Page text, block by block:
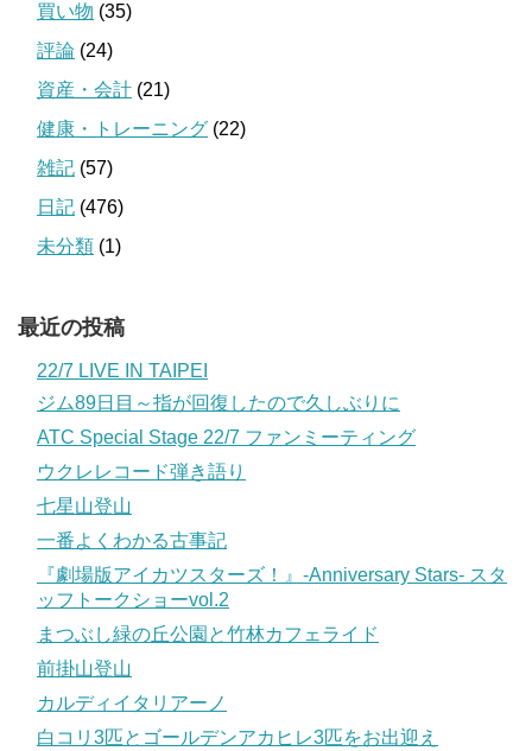
買い物 (35)
評論 (24)
資産・会計 (21)
健康・トレーニング (22)
雑記 (57)
日記 (476)
未分類 (1)
最近の投稿
22/7 LIVE IN TAIPEI
ジム89日目～指が回復したので久しぶりに
ATC Special Stage 22/7 ファンミーティング
ウクレレコード弾き語り
七星山登山
一番よくわかる古事記
『劇場版アイカツスターズ！』-Anniversary Stars- スタ
ッフトークショーvol.2
まつぶし緑の丘公園と竹林カフェライド
前掛山登山
カルディイタリアーノ
白コリ3匹とゴールデンアカヒレ3匹をお出迎え